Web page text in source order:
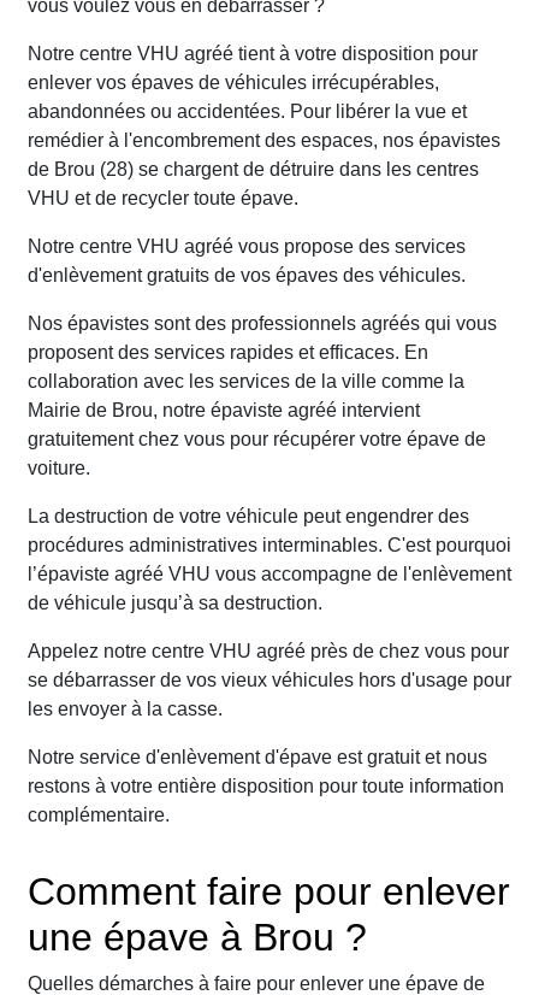
vous voulez vous en débarrasser ?
Notre centre VHU agréé tient à votre disposition pour
enlever vos épaves de véhicules irrécupérables,
abandonnées ou accidentées. Pour libérer la vue et
remédier à l'encombrement des espaces, nos épavistes
de Brou (28) se chargent de détruire dans les centres
VHU et de recycler toute épave.
Notre centre VHU agréé vous propose des services
d'enlèvement gratuits de vos épaves des véhicules.
Nos épavistes sont des professionnels agréés qui vous
proposent des services rapides et efficaces. En
collaboration avec les services de la ville comme la
Mairie de Brou, notre épaviste agréé intervient
gratuitement chez vous pour récupérer votre épave de
voiture.
La destruction de votre véhicule peut engendrer des
procédures administratives interminables. C'est pourquoi
l’épaviste agréé VHU vous accompagne de l'enlèvement
de véhicule jusqu’à sa destruction.
Appelez notre centre VHU agréé près de chez vous pour
se débarrasser de vos vieux véhicules hors d'usage pour
les envoyer à la casse.
Notre service d'enlèvement d'épave est gratuit et nous
restons à votre entière disposition pour toute information
complémentaire.
Comment faire pour enlever
une épave à Brou ?
Quelles démarches à faire pour enlever une épave de